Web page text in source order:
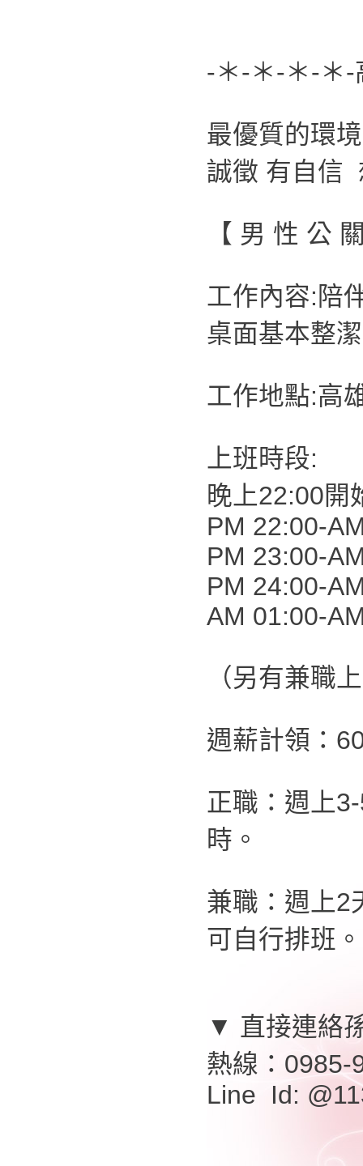
-＊-＊-＊-＊
最優質的環
誠徵 有自信
【 男 性 公
工作內容:陪
桌面基本整
工作地點:高
上班時段:
晚上22:00開
PM 22:00-
PM 23:00-
PM 24:00-
AM 01:00-
（另有兼職
週薪計領：
正職：週上
時。
兼職：週上2
可自行排班。
▼ 直接連絡
熱線：0985-
Line Id: